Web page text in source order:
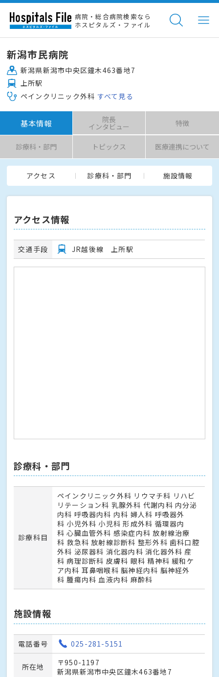
病院・総合病院検索なら
ホスピタルズ・ファイル
新潟市民病院
新潟県新潟市中央区鐘木463番地7
上所駅
ペインクリニック外科 すべて見る
基本情報 院長
インタビュー 特徴
診療科・部門 トピックス 医療連携について
アクセス 診療科・部門 施設情報
アクセス情報
交通手段 JR越後線 上所駅
診療科・部門
診療科目
ペインクリニック外科 リウマチ科 リハビ
リテーション科 乳腺外科 代謝内科 内分泌
内科 呼吸器内科 内科 婦人科 呼吸器外
科 小児外科 小児科 形成外科 循環器内
科 心臓血管外科 感染症内科 放射線治療
科 救急科 放射線診断科 整形外科 歯科口腔
外科 泌尿器科 消化器内科 消化器外科 産
科 病理診断科 皮膚科 眼科 精神科 緩和ケ
ア内科 耳鼻咽喉科 脳神経内科 脳神経外
科 腫瘍内科 血液内科 麻酔科
施設情報
電話番号 025-281-5151
所在地
〒950-1197
新潟県新潟市中央区鐘木463番地7